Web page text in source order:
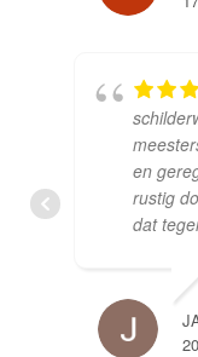
en
rustig
dat